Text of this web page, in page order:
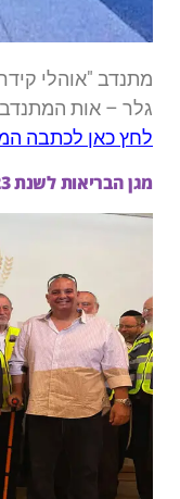
מתנדב "אוהלי
גלר – אות
לחץ כאן לכתבה
מגן הבריאות לשנת 2023